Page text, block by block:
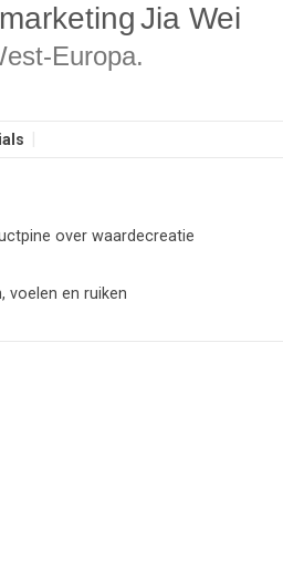
Jia Wei
Europa.
over waardecreatie
voelen en ruiken